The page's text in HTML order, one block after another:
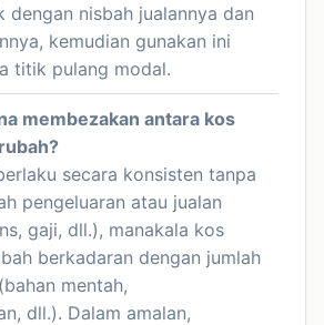
dengan nisbah jualannya dan
kemudian gunakan ini
titik pulang modal.
membezakan antara kos
secara konsisten tanpa
pengeluaran atau jualan
gaji, dll.), manakala kos
berkadaran dengan jumlah
mentah,
dll.). Dalam amalan,